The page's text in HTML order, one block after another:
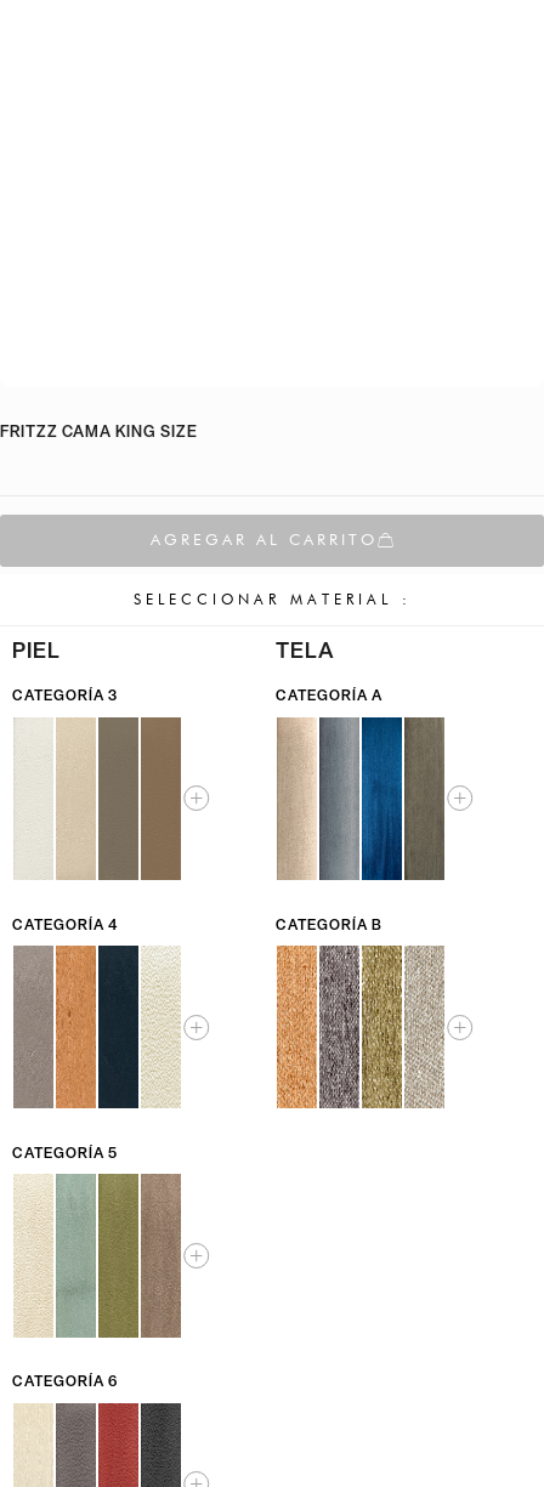
FRITZZ CAMA KING SIZE
AGREGAR AL CARRITO
SELECCIONAR MATERIAL :
PIEL
CATEGORÍA 3
CATEGORÍA 4
CATEGORÍA 5
CATEGORÍA 6
TELA
CATEGORÍA A
CATEGORÍA B